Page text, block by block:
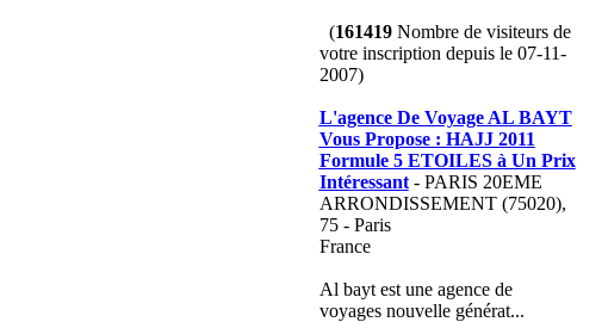
(161419Nombre de visiteurs de
votre inscription depuis le 07-11-
2007)
L'agence De Voyage AL BAYT
Vous Propose : HAJJ 2011
Formule 5 ETOILES à Un Prix
Intéressant- PARIS 20EME
ARRONDISSEMENT (75020),
75 - Paris
France
Al bayt est une agence de
voyages nouvelle générat...